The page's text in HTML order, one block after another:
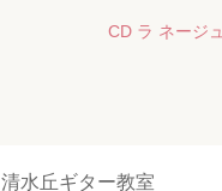
CD ラ ネージュ
清水丘ギター教室